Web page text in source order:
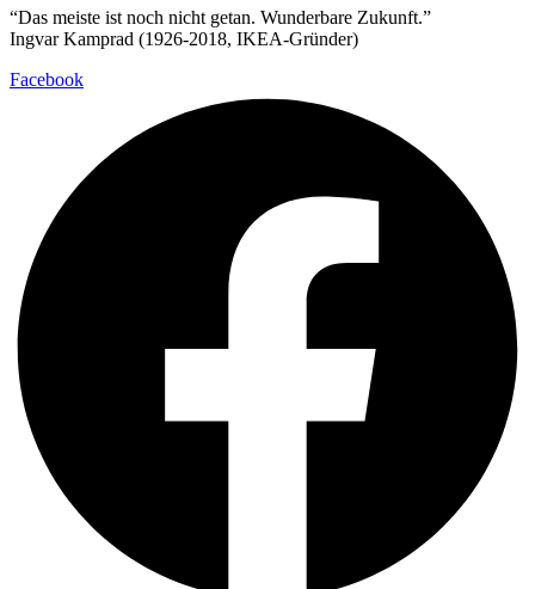
“Das meiste ist noch nicht getan. Wunderbare Zukunft.”
Ingvar Kamprad (1926-2018, IKEA-Gründer)
Facebook